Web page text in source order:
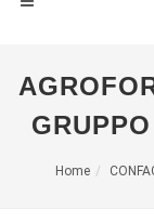
Home